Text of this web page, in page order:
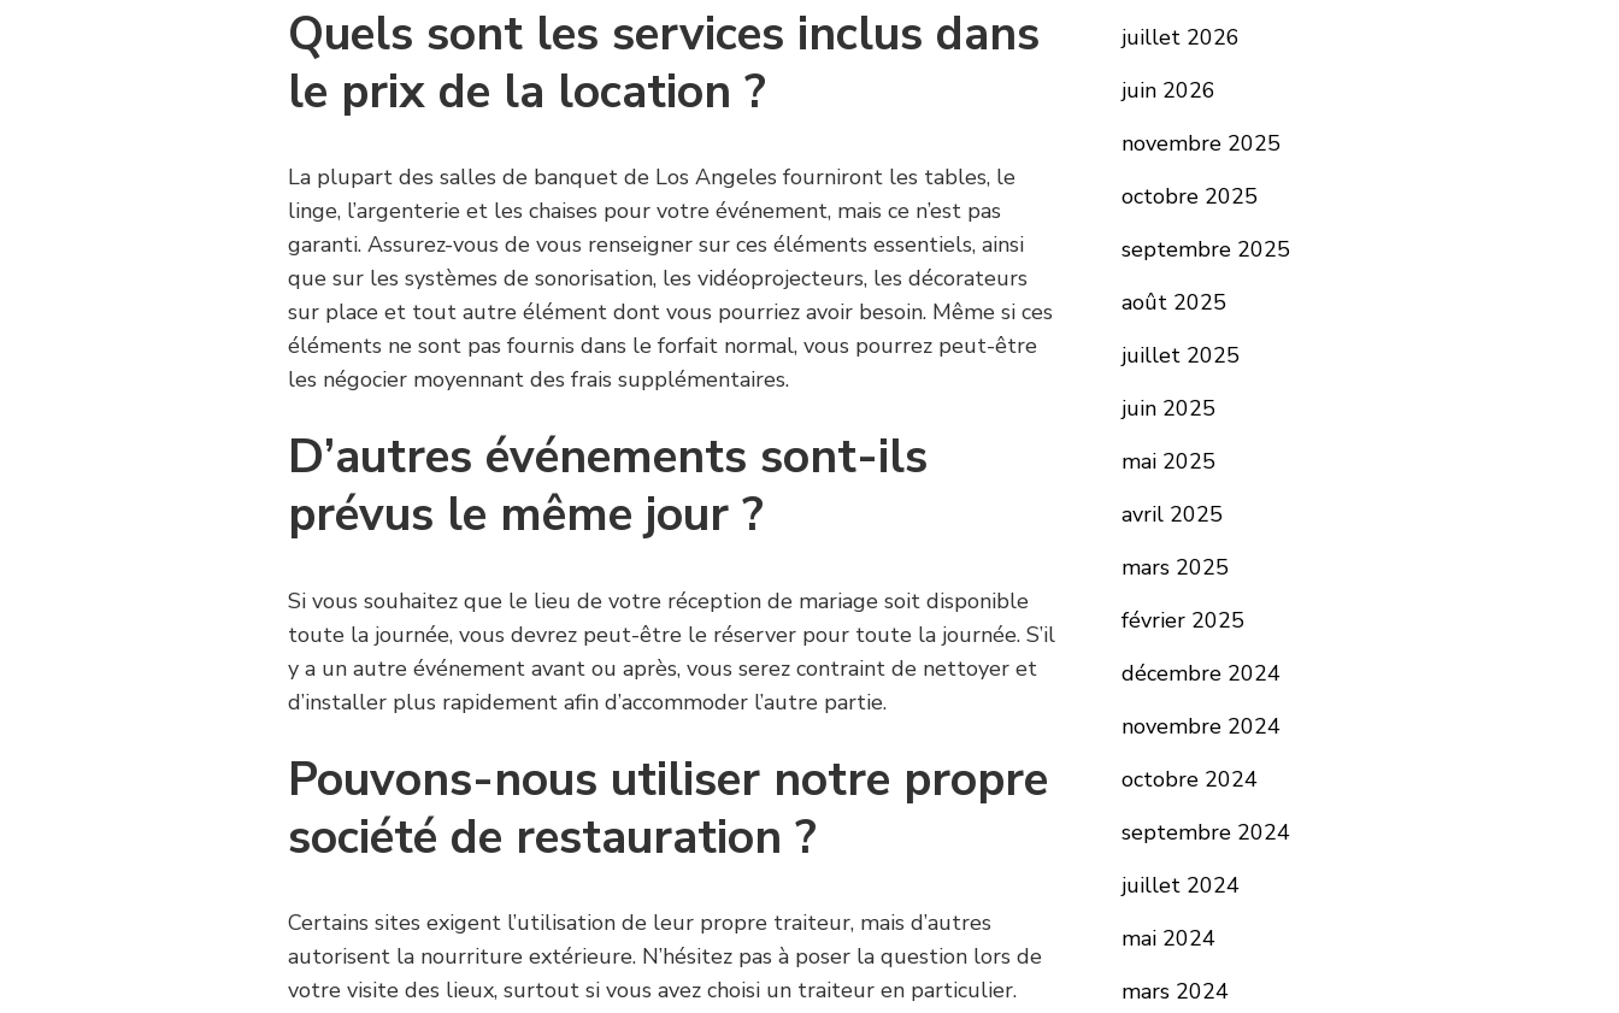
Quels sont les services inclus dans
le prix de la location ?
La plupart des salles de banquet de Los Angeles fourniront les tables, le
linge, l’argenterie et les chaises pour votre événement, mais ce n’est pas
garanti. Assurez-vous de vous renseigner sur ces éléments essentiels, ainsi
que sur les systèmes de sonorisation, les vidéoprojecteurs, les décorateurs
sur place et tout autre élément dont vous pourriez avoir besoin. Même si ces
éléments ne sont pas fournis dans le forfait normal, vous pourrez peut-être
les négocier moyennant des frais supplémentaires.
D’autres événements sont-ils
prévus le même jour ?
Si vous souhaitez que le lieu de votre réception de mariage soit disponible
toute la journée, vous devrez peut-être le réserver pour toute la journée. S’il
y a un autre événement avant ou après, vous serez contraint de nettoyer et
d’installer plus rapidement afin d’accommoder l’autre partie.
Pouvons-nous utiliser notre propre
société de restauration ?
Certains sites exigent l’utilisation de leur propre traiteur, mais d’autres
autorisent la nourriture extérieure. N’hésitez pas à poser la question lors de
votre visite des lieux, surtout si vous avez choisi un traiteur en particulier.
juillet 2026
juin 2026
novembre 2025
octobre 2025
septembre 2025
août 2025
juillet 2025
juin 2025
mai 2025
avril 2025
mars 2025
février 2025
décembre 2024
novembre 2024
octobre 2024
septembre 2024
juillet 2024
mai 2024
mars 2024